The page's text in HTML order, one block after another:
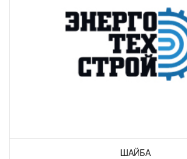
ШАЙБА